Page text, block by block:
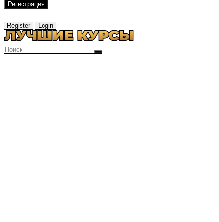
Регистрация
Register Login